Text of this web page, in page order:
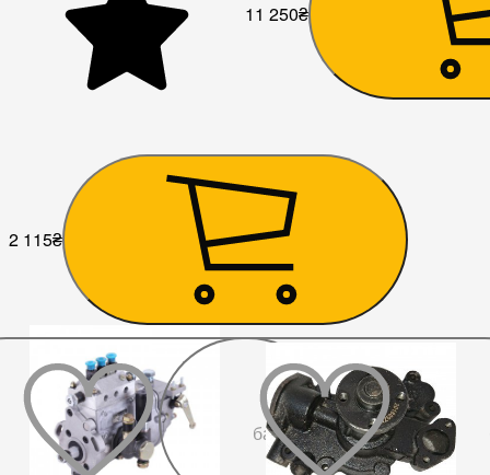
2 115₴
11 250₴
До
бажаного